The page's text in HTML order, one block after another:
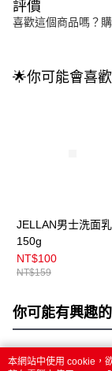
評價
喜歡這個商品嗎？
🌟你可能會喜歡
JELLAN男士洗面乳
150g
NT$100
NT$159
你可能有興趣
本網站中使用 cookie，